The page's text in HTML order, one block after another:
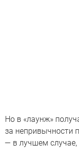
Но в «лаунж»
за непривычности
— в лучшем случае,